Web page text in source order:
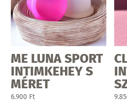
ME LUNA SPORT
INTIMKEHEY S
MÉRET
6.900 Ft